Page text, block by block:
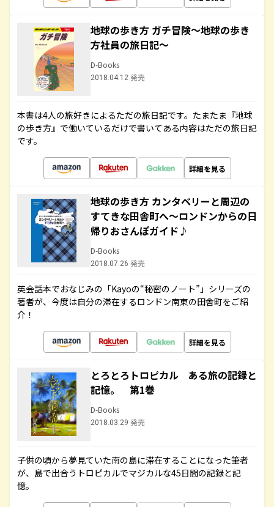
地球の歩き方 ガチ冒険～地球の歩き
方社員の旅日記～
D-Books
2018.04.12 発売
本書は4人の旅好きによるただの旅日記です。たまたま『地球
の歩き方』で働いているだけで書いてある内容はただの旅日記
です。
詳細を見る
地球の歩き方 カンタベリーと周辺の
すてきな田舎町へ～ロンドンからの日
帰りおさんぽガイド♪
D-Books
2018.07.26 発売
英会話本でおなじみの「Kayoの“秘密のノート”」シリーズの
著者が、今度は自分の滞在するロンドン南東の田舎町をご紹
介！
詳細を見る
とろとろトロピカル ある旅の記録と
記憶。 第1巻
D-Books
2018.03.29 発売
子供の頃から夢見ていた南の島に滞在することになった筆者
が、島で出合うトロピカルでマジカルな45日間の記録と記
憶。